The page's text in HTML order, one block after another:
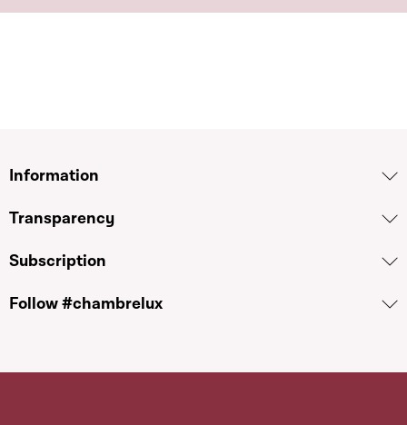
Information
Transparency
Subscription
Follow #chambrelux